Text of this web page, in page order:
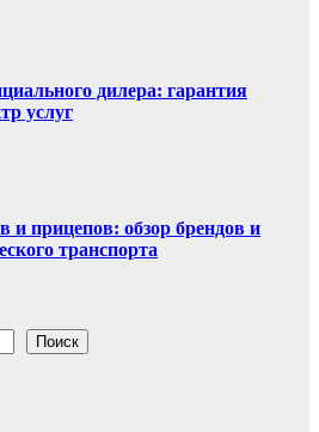
дилера: гарантия
услуг
и прицепов: обзор брендов и
транспорта
Поиск